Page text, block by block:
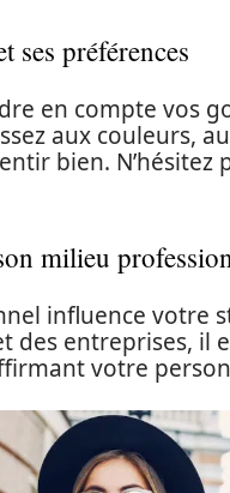
ses préférences
en compte vos
aux couleurs,
bien.
milieu
influence votre
des entreprises, il
votre